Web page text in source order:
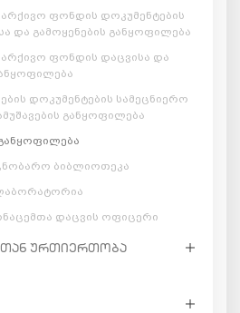
ფონდის დოკუმენტების
და გამოყენების განყოფილება
ფონდის დაცვისა და
დოკუმენტების სამეცნიერო
განყოფილება
ბიბლიოთეკა
დაცვის ოფიცერი
ᲣᲠᲗᲘᲔᲠᲗᲝᲑᲐ